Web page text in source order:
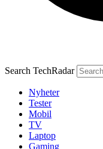
Search TechRadar
Nyheter
Tester
Mobil
TV
Laptop
Gaming